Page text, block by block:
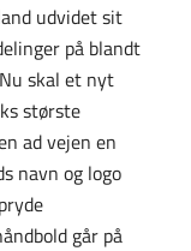
udvidet sit
på blandt
skal et nyt
største
ad vejen en
navn og logo
går på